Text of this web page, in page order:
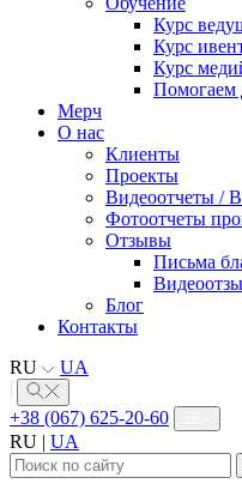
Курс
Курс
Курс
Помогаем
Мерч
О нас
Клиенты
Проекты
Видеоотчеты /
Фотоотчеты
Отзывы
Письма
Блог
Контакты
RU
UA
+38 (067) 625-20-60
RU | UA
Найти: